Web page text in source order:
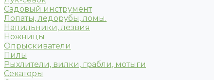
Садовый инструмент
Лопаты, ледорубы, ломы.
Напильники, лезвия
Ножницы
Опрыскиватели
Пилы
Рыхлители, вилки, грабли, мотыги
Секаторы